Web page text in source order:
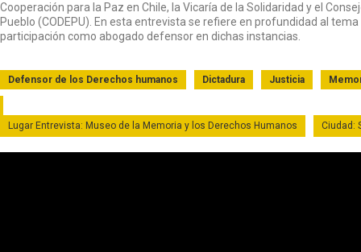
Cooperación para la Paz en Chile, la Vicaría de la Solidaridad y el
Pueblo (CODEPU). En esta entrevista se refiere en profundidad al
participación como abogado defensor en dichas instancias.
Defensor de los Derechos humanos Dictadura Justicia
Lugar Entrevista: Museo de la Memoria y los Derechos Humanos Ciudad: